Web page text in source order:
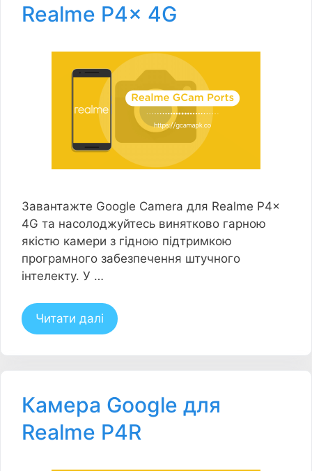
Realme P4x 4G
Завантажте Google Camera для Realme P4x
4G та насолоджуйтесь винятково гарною
якістю камери з гідною підтримкою
програмного забезпечення штучного
інтелекту. У …
Читати далі
Камера Google для
Realme P4R